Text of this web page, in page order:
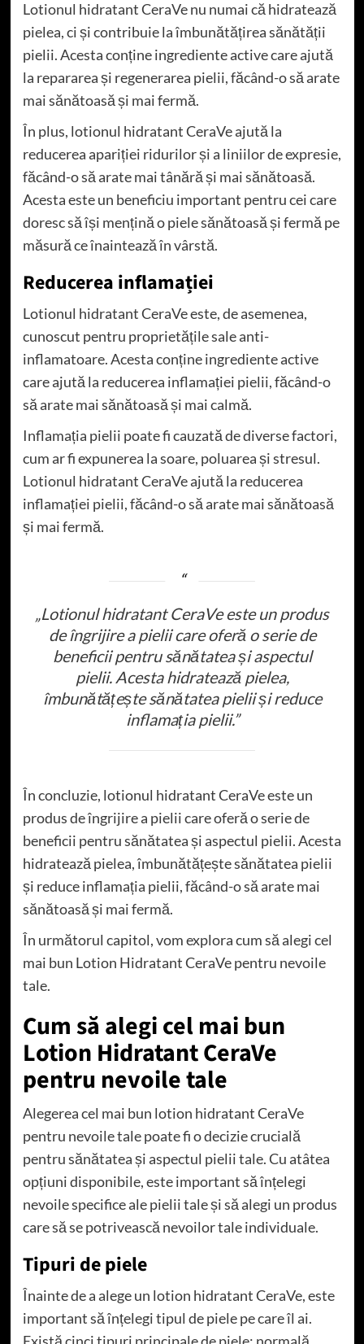
Lotionul hidratant CeraVe nu numai că hidratează
pielea, ci și contribuie la îmbunătățirea sănătății
pielii. Acesta conține ingrediente active care ajută
la repararea și regenerarea pielii, făcând-o să arate
mai sănătoasă și mai fermă.
În plus, lotionul hidratant CeraVe ajută la
reducerea apariției ridurilor și a liniilor de expresie,
făcând-o să arate mai tânără și mai sănătoasă.
Acesta este un beneficiu important pentru cei care
doresc să își mențină o piele sănătoasă și fermă pe
măsură ce înaintează în vârstă.
Reducerea inflamației
Lotionul hidratant CeraVe este, de asemenea,
cunoscut pentru proprietățile sale anti-
inflamatoare. Acesta conține ingrediente active
care ajută la reducerea inflamației pielii, făcând-o
să arate mai sănătoasă și mai calmă.
Inflamația pielii poate fi cauzată de diverse factori,
cum ar fi expunerea la soare, poluarea și stresul.
Lotionul hidratant CeraVe ajută la reducerea
inflamației pielii, făcând-o să arate mai sănătoasă
și mai fermă.
„Lotionul hidratant CeraVe este un produs
de îngrijire a pielii care oferă o serie de
beneficii pentru sănătatea și aspectul
pielii. Acesta hidratează pielea,
îmbunătățește sănătatea pielii și reduce
inflamația pielii.”
În concluzie, lotionul hidratant CeraVe este un
produs de îngrijire a pielii care oferă o serie de
beneficii pentru sănătatea și aspectul pielii. Acesta
hidratează pielea, îmbunătățește sănătatea pielii
și reduce inflamația pielii, făcând-o să arate mai
sănătoasă și mai fermă.
În următorul capitol, vom explora cum să alegi cel
mai bun Lotion Hidratant CeraVe pentru nevoile
tale.
Cum să alegi cel mai bun
Lotion Hidratant CeraVe
pentru nevoile tale
Alegerea cel mai bun lotion hidratant CeraVe
pentru nevoile tale poate fi o decizie crucială
pentru sănătatea și aspectul pielii tale. Cu atâtea
opțiuni disponibile, este important să înțelegi
nevoile specifice ale pielii tale și să alegi un produs
care să se potrivească nevoilor tale individuale.
Tipuri de piele
Înainte de a alege un lotion hidratant CeraVe, este
important să înțelegi tipul de piele pe care îl ai.